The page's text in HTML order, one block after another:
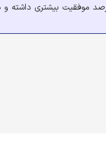
موفقیت بیشتری داشته و